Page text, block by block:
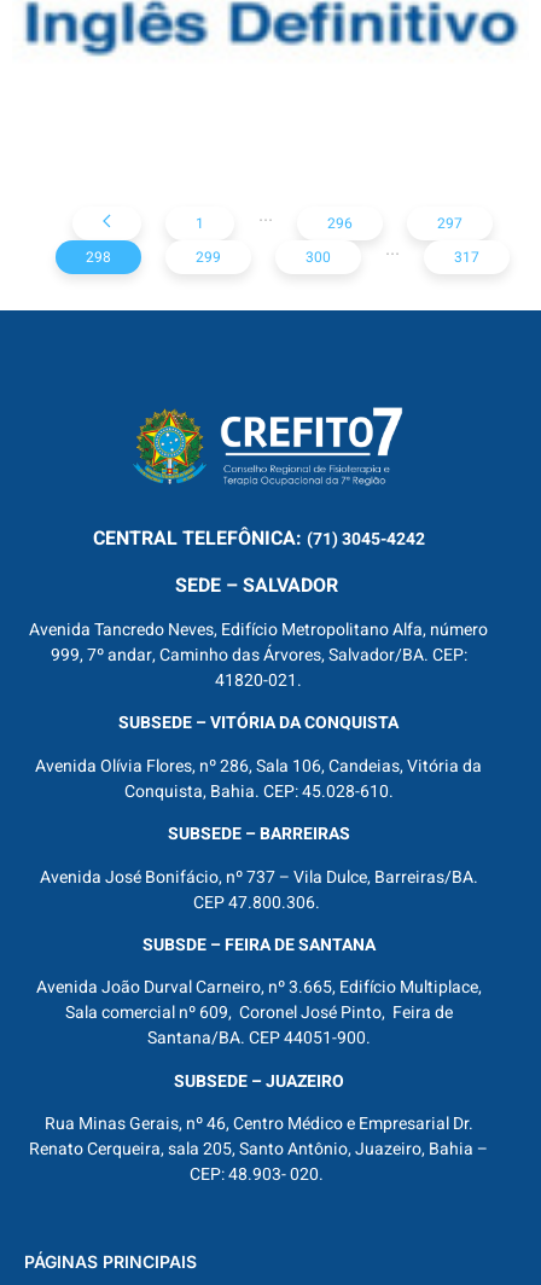
1 ... 296
297
298
299 300 ... 317
CENTRALTELEFÔNICA: (71) 3045-4242
SEDE – SALVADOR
Avenida Tancredo Neves, Edifício Metropolitano Alfa, número
999, 7º andar, Caminho das Árvores, Salvador/BA. CEP:
41820-021.
SUBSEDE – VITÓRIA DA CONQUISTA
Avenida Olívia Flores, nº 286, Sala 106, Candeias, Vitória da
Conquista, Bahia. CEP: 45.028-610.
SUBSEDE – BARREIRAS
Avenida José Bonifácio, nº 737 – Vila Dulce, Barreiras/BA.
CEP 47.800.306.
SUBSDE – FEIRA DE SANTANA
Avenida João Durval Carneiro, nº 3.665, Edifício Multiplace,
Sala comercial nº 609, Coronel José Pinto, Feira de
Santana/BA. CEP 44051-900.
SUBSEDE – JUAZEIRO
Rua Minas Gerais, nº 46, Centro Médico e Empresarial Dr.
Renato Cerqueira, sala 205, Santo Antônio, Juazeiro, Bahia –
CEP: 48.903- 020.
PÁGINAS PRINCIPAIS